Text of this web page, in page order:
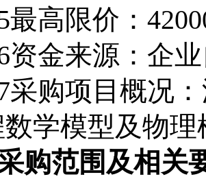
最高限价：
资金来源：企
采购项目概况
学模型及物
购范围及相关